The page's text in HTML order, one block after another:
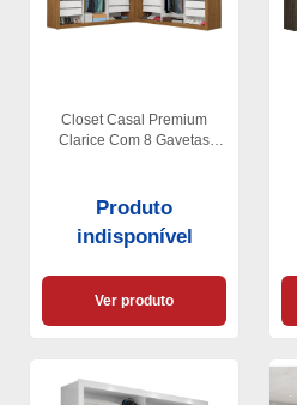
Closet Casal Premium
Clarice Com 8 Gavetas
Produto
indisponível
Ver produto